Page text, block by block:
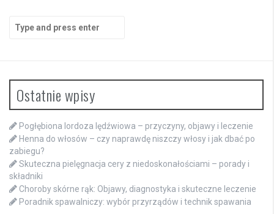
Search
for:
Ostatnie wpisy
Pogłębiona lordoza lędźwiowa – przyczyny, objawy i leczenie
Henna do włosów – czy naprawdę niszczy włosy i jak dbać po
zabiegu?
Skuteczna pielęgnacja cery z niedoskonałościami – porady i
składniki
Choroby skórne rąk: Objawy, diagnostyka i skuteczne leczenie
Poradnik spawalniczy: wybór przyrządów i technik spawania